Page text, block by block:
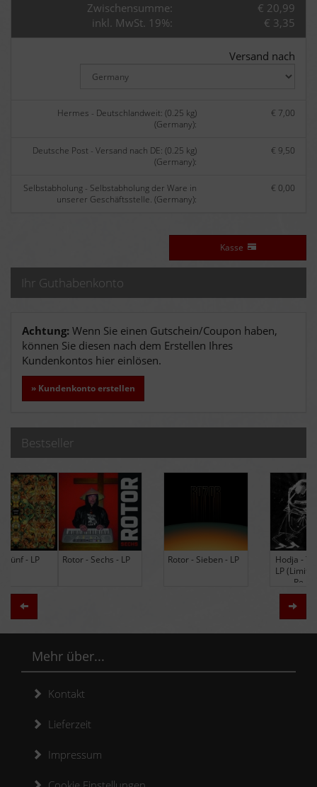
Zwischensumme:
€ 20,99
inkl. MwSt. 19%:
€ 3,35
Versand nach
Hermes - Deutschlandweit: (0.25 kg)
(Germany):
€ 7,00
Deutsche Post - Versand nach DE: (0.25 kg)
(Germany):
€ 9,50
Selbstabholung - Selbstabholung der Ware in
unserer Geschäftsstelle. (Germany):
€ 0,00
Kasse
Ihr Guthabenkonto
Achtung: Wenn Sie einen Gutschein/Coupon haben,
können Sie diesen nach dem Erstellen Ihres
Kundenkontos hier einlösen.
» Kundenkonto erstellen
Bestseller
Rotor - Sechs - LP Rotor - Sieben - LP
Hodja - The Band -
LP (Limited Edition
Zurück
Mehr über...
Kontakt
Lieferzeit
Impressum